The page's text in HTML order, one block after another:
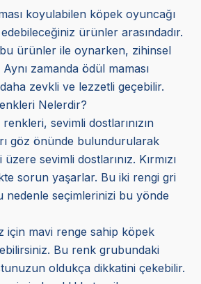
koyulabilen köpek oyuncağı
ürünler arasındadır.
bu ürünler ile oynarken, zihinsel
zamanda ödül maması
zevkli ve lezzetli geçebilir.
Nelerdir?
sevimli dostlarınızın
göz önünde bulundurularak
sevimli dostlarınız. Kırmızı
sorun yaşarlar. Bu iki rengi gri
nedenle seçimlerinizi bu yönde
için mavi renge sahip köpek
Bu renk grubundaki
oldukça dikkatini çekebilir.